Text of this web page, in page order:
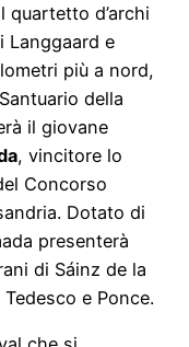
d’archi
Langgaard e
più a nord,
della
il giovane
, vincitore lo
Concorso
Dotato di
presenterà
di Sáinz de la
e Ponce.